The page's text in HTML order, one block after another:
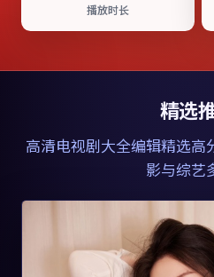
播放时长
精选
高清电视剧大全编辑精选高
影与综艺